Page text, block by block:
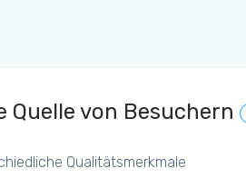
von Besuchern
Qualitätsmerkmale